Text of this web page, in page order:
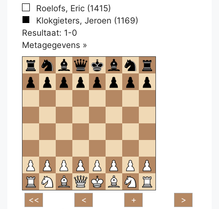
Roelofs, Eric (1415)
Klokgieters, Jeroen (1169)
Resultaat: 1-0
Metagegevens »
om
te
openen.